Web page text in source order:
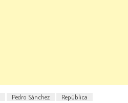
Pedro Sánchez República